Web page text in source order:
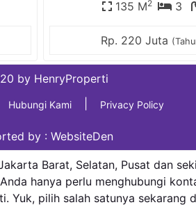
135 M2 3
Rp. 220 Juta
by HenryProperti
Hubungi Kami Privacy Policy
by : WebsiteDen
Barat, Selatan, Pusat dan
hanya perlu menghubungi
pilih salah satunya sekarang